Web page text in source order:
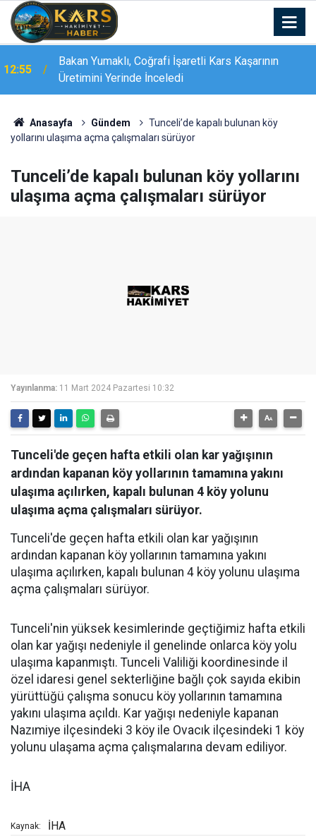
12:55
Bakan Yumaklı, Coğrafi İşaretli Kars Kaşarının
Üretimini Yerinde İnceledi
12:55
Bakan Yumaklı Kars’ta GEKİS’i tanıttı: Büyükbaş
hayvancılıkta "dijital kimlik" dönemi başladı
Anasayfa Gündem
Tunceli’de kapalı bulunan köy
yollarını ulaşıma açma çalışmaları sürüyor
Tunceli’de kapalı bulunan köy yollarını
ulaşıma açma çalışmaları sürüyor
Yayınlanma: 11 Mart 2024 Pazartesi 10:32
Tunceli'de geçen hafta etkili olan kar yağışının
ardından kapanan köy yollarının tamamına yakını
ulaşıma açılırken, kapalı bulunan 4 köy yolunu
ulaşıma açma çalışmaları sürüyor.
Tunceli'de geçen hafta etkili olan kar yağışının
ardından kapanan köy yollarının tamamına yakını
ulaşıma açılırken, kapalı bulunan 4 köy yolunu ulaşıma
açma çalışmaları sürüyor.
Tunceli'nin yüksek kesimlerinde geçtiğimiz hafta etkili
olan kar yağışı nedeniyle il genelinde onlarca köy yolu
ulaşıma kapanmıştı. Tunceli Valiliği koordinesinde il
özel idaresi genel sekterliğine bağlı çok sayıda ekibin
yürüttüğü çalışma sonucu köy yollarının tamamına
yakını ulaşıma açıldı. Kar yağışı nedeniyle kapanan
Nazımiye ilçesindeki 3 köy ile Ovacık ilçesindeki 1 köy
yolunu ulaşama açma çalışmalarına devam ediliyor.
İHA
Kaynak: İHA